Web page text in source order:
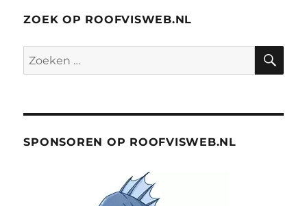
ZOEK OP ROOFVISWEB.NL
Zoeken
naar:
SPONSOREN OP ROOFVISWEB.NL